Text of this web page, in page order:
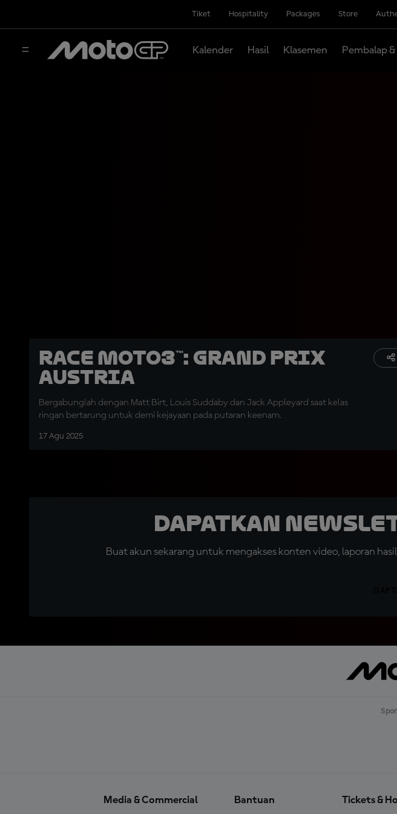
Tiket Hospitality Packages Store
Kalender Hasil Klasemen Pembalap
Race Moto3™: Grand Prix
Austria
Bergabunglah dengan Matt Birt, Louis Suddaby dan Jack Appleyard saat kelas
ringan bertarung untuk demi kejayaan pada putaran keenam.
17 Agu 2025
Dapatkan
Buat akun sekarang untuk mengakses konten video, laporan
Media & Commercial Bantuan Tickets &